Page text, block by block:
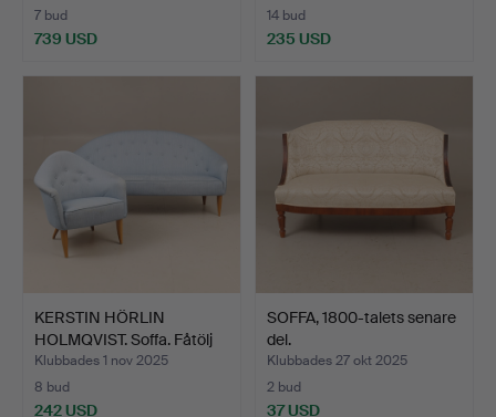
7 bud
739 USD
14 bud
235 USD
KERSTIN HÖRLIN
HOLMQVIST. Soffa. Fåtölj
”L…
Klubbades 1 nov 2025
8 bud
242 USD
SOFFA, 1800-talets senare
del.
Klubbades 27 okt 2025
2 bud
37 USD